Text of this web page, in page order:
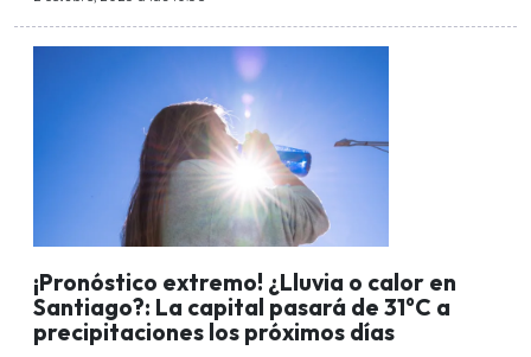
¡Pronóstico extremo! ¿Lluvia o calor en
Santiago?: La capital pasará de 31°C a
precipitaciones los próximos días